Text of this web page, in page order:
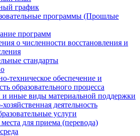
график
программы (Прошлые
программ
о численности восстановления и
стандарты
техническое обеспечение и
образовательного процесса
иные виды материальной поддержки
деятельность
услуги
для приема (перевода)